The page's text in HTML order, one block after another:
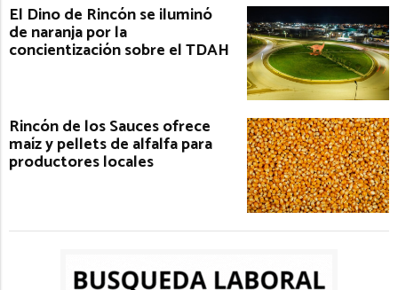
El Dino de Rincón se iluminó
de naranja por la
concientización sobre el TDAH
Rincón de los Sauces ofrece
maíz y pellets de alfalfa para
productores locales